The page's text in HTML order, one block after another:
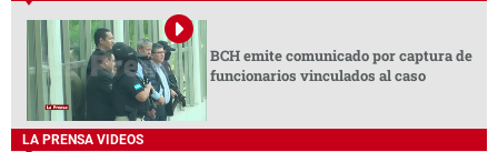
BCH emite comunicado por captura de
funcionarios vinculados al caso
LA PRENSA VIDEOS